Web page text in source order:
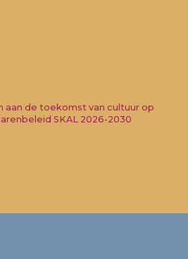
aan de toekomst van cultuur op
SKAL 2026-2030